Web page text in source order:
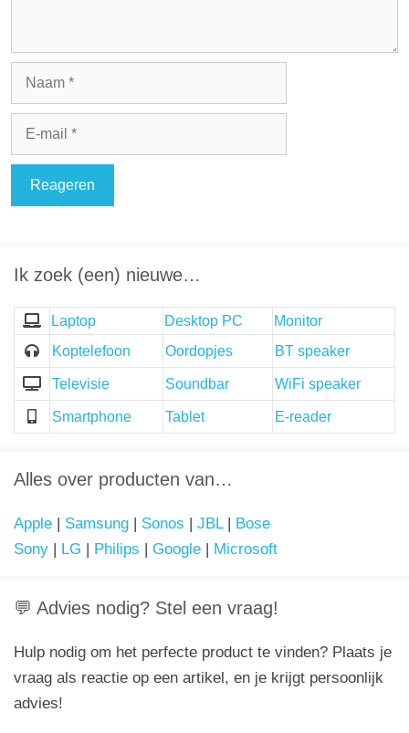
Naam
Ik zoek (een) nieuwe…
Laptop Desktop PC
Monitor
Koptelefoon
Oordopjes BT speaker
Televisie Soundbar WiFi speaker
Smartphone Tablet E-reader
Alles over producten van…
Apple Samsung Sonos JBL|
Bose
Sony
LG Philips Google Microsoft
💬 Advies nodig? Stel een vraag!
Hulp nodig om het perfecte product te vinden? Plaats je
vraag als reactie op een artikel, en je krijgt persoonlijk
advies!